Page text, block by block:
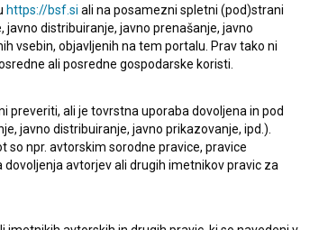
https://bsf.si ali na posamezni spletni (pod)strani
javno distribuiranje, javno prenašanje, javno
vsebin, objavljenih na tem portalu. Prav tako ni
ali posredne gospodarske koristi.
preveriti, ali je tovrstna uporaba dovoljena in pod
javno distribuiranje, javno prikazovanje, ipd.).
so npr. avtorskim sorodne pravice, pravice
avtorjev ali drugih imetnikov pravic za